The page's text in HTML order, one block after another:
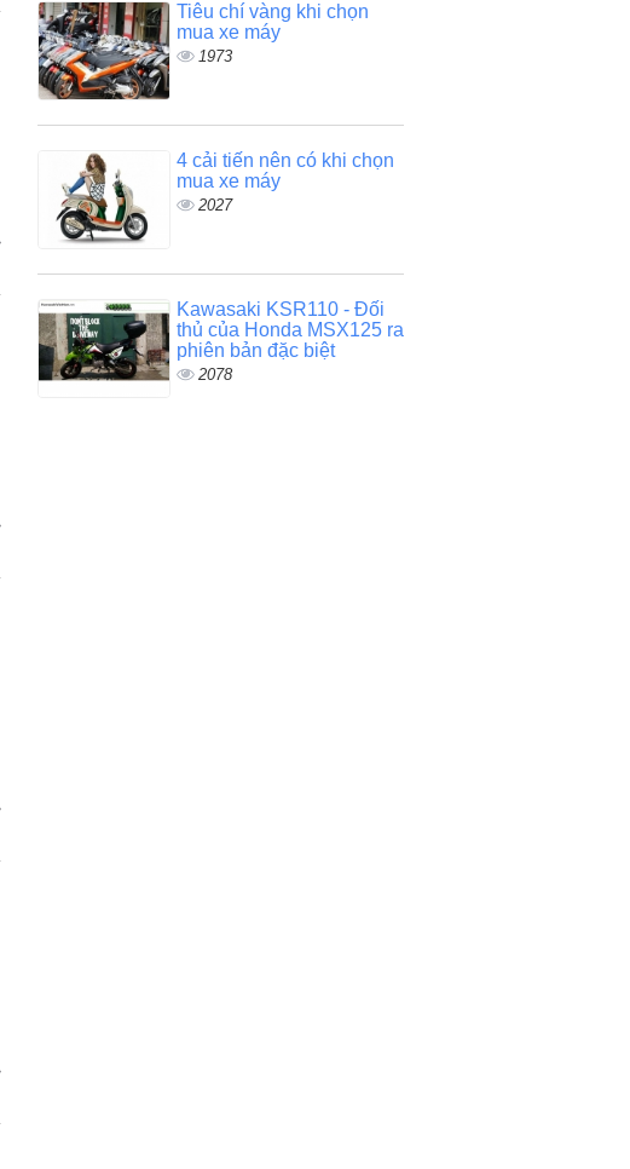
Tiêu chí vàng khi chọn
mua xe máy
1973
4 cải tiến nên có khi chọn
mua xe máy
2027
Kawasaki KSR110 - Đối
thủ của Honda MSX125 ra
phiên bản đặc biệt
2078